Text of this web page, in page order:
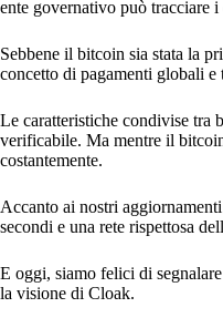
ente governativo può tracciare
Sebbene il bitcoin sia stata la
concetto di pagamenti globali
Le caratteristiche condivise tra
verificabile. Ma mentre il
costantemente.
Accanto ai nostri
secondi e una rete rispettosa
E oggi, siamo felici di
la visione di Cloak.